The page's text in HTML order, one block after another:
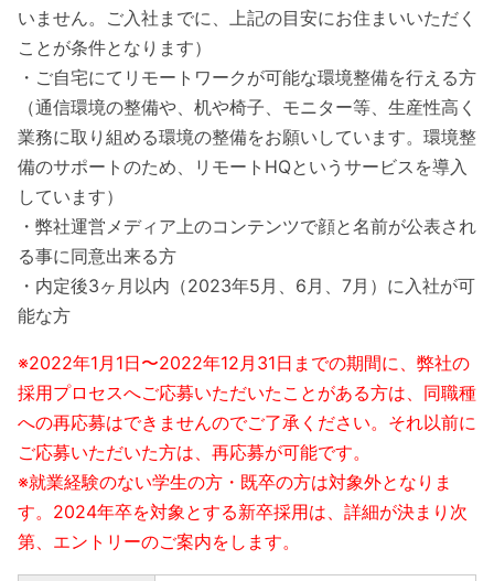
いません。ご入社までに、上記の目安にお住まいいただく
ことが条件となります）
・ご自宅にてリモートワークが可能な環境整備を行える方
（通信環境の整備や、机や椅子、モニター等、生産性高く
業務に取り組める環境の整備をお願いしています。環境整
備のサポートのため、リモートHQというサービスを導入
しています）
・弊社運営メディア上のコンテンツで顔と名前が公表され
る事に同意出来る方
・内定後3ヶ月以内（2023年5月、6月、7月）に入社が可
能な方
※2022年1月1日〜2022年12月31日までの期間に、弊社の
採用プロセスへご応募いただいたことがある方は、同職種
への再応募はできませんのでご了承ください。それ以前に
ご応募いただいた方は、再応募が可能です。
※就業経験のない学生の方・既卒の方は対象外となりま
す。2024年卒を対象とする新卒採用は、詳細が決まり次
第、エントリーのご案内をします。